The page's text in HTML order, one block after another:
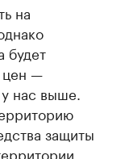
на
будет
цен —
нас выше.
защиты